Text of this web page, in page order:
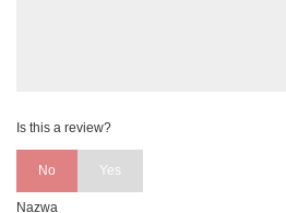
Is this a review?
No Yes
Nazwa